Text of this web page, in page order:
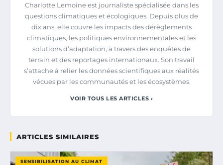
Charlotte Lemoine est journaliste spécialisée dans les
questions climatiques et écologiques. Depuis plus de
dix ans, elle couvre les impacts des dérèglements
climatiques, les politiques environnementales et les
solutions d’adaptation, à travers des enquêtes de
terrain et des reportages internationaux. Son travail
s’attache à relier les données scientifiques aux réalités
vécues par les communautés et les écosystèmes.
VOIR TOUS LES ARTICLES ›
ARTICLES SIMILAIRES
SENSIBILISATION AU CLIMAT